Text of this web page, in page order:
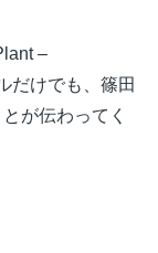
–
だけでも、篠田
が伝わってく